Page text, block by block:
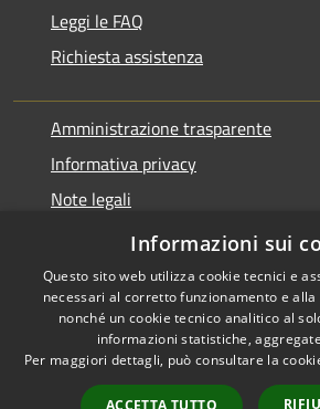
Leggi le FAQ
Richiesta assistenza
Amministrazione trasparente
Informativa privacy
Note legali
Dichiarazione di accessibilità
Accessibilità
Informazioni sui
Questo sito web utilizza cookie tecnici e
necessari al corretto funzionamento e
nonché un cookie tecnico analitico al
informazioni statistiche,
Per maggiori dettagli, può consultare la
ACCETTA TUTTO